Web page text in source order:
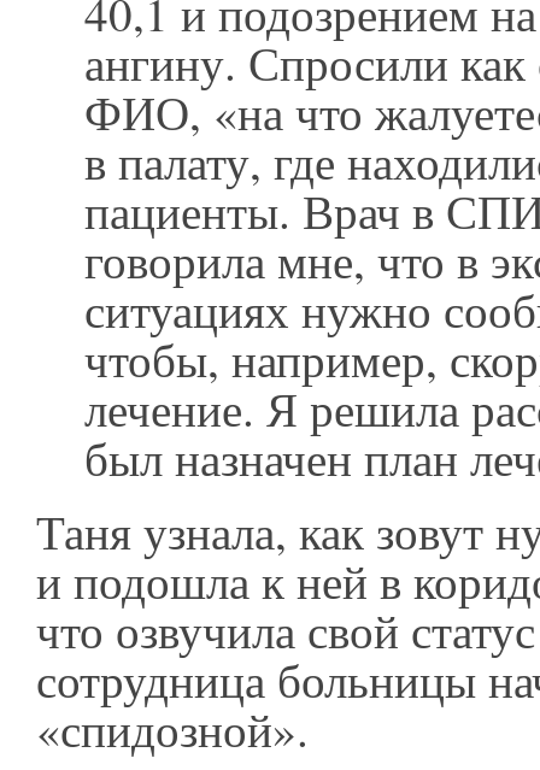
40,1 и подозрением
ангину. Спросили
ФИО, «на что
в палату, где
пациенты. Врач в
говорила мне, что в
ситуациях нужно
чтобы, например,
лечение. Я решила
был назначен план
Таня узнала, как зовут
и подошла к ней в
что озвучила свой
сотрудница больницы
«спидозной».